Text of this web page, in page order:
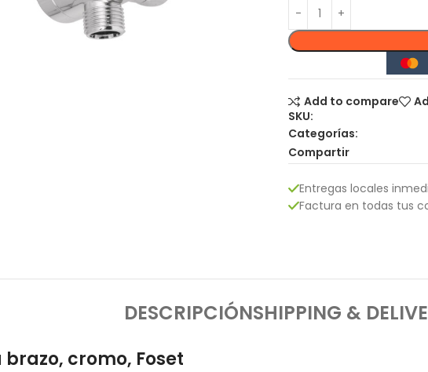
Add to compare
SKU:
Categorías:
Compartir
Entregas locales
Factura en todas tus
DESCRIPCIÓNSHIPPING &
cromo, Foset